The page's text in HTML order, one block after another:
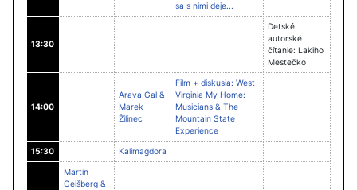
sa s nimi deje...
13:30
Detské
autorské
čítanie: Lakiho
Mestečko
14:00
Arava Gal &
Marek
Žilinec
Film + diskusia: West
Virginia My Home:
Musicians & The
Mountain State
Experience
15:30 Kalimagdora
Martin
Geišberg &